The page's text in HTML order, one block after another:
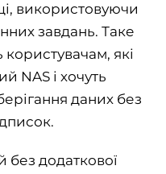
використовуючи
завдань. Таке
які
NAS і хочуть
даних без
без додаткової